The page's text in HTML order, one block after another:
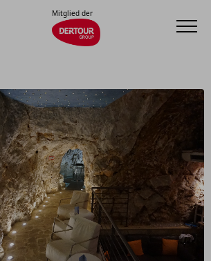
Mitglied der